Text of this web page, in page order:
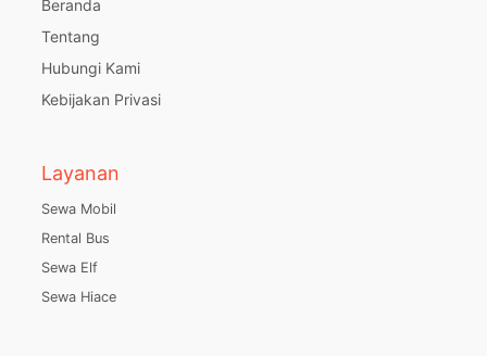
Beranda
Tentang
Hubungi Kami
Kebijakan Privasi
Layanan
Sewa Mobil
Rental Bus
Sewa Elf
Sewa Hiace